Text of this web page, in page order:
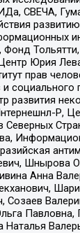
СВЕЧА,
Юрия
прав
социального
развития
Р,
Северных
Шнырова
Анна